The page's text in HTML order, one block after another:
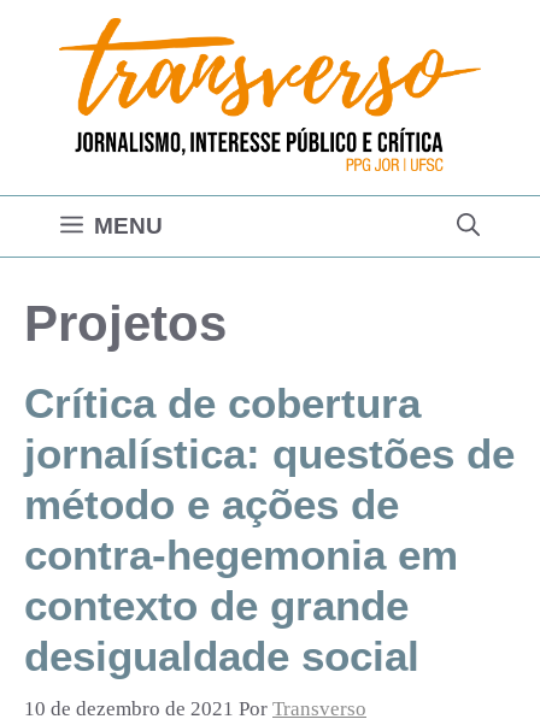
conteúdo
MENU
Projetos
Crítica de cobertura
jornalística: questões de
método e ações de
contra-hegemonia em
contexto de grande
desigualdade social
10 de dezembro de 2021 Por Transverso